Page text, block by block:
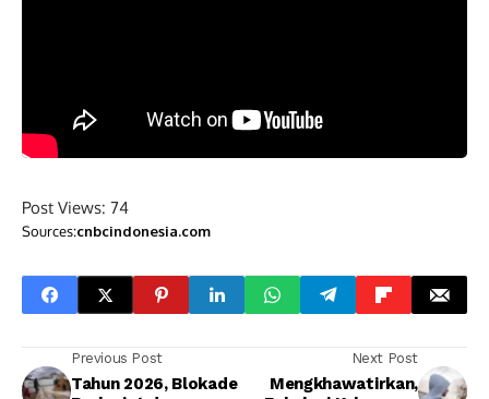
Post Views: 74
Sources:cnbcindonesia.com
Previous Post
Tahun 2026, Blokade
Next Post
Mengkhawatirkan,